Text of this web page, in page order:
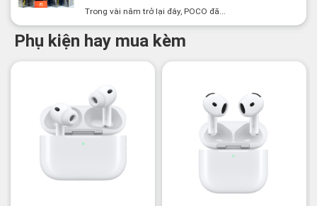
Trong vài năm trở lại đây, POCO đã...
Phụ kiện hay mua kèm